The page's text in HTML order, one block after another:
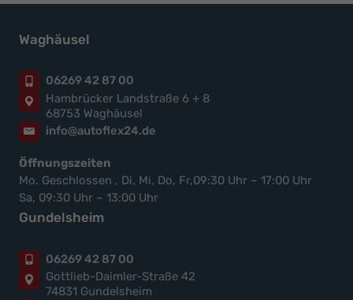
Waghäusel
06269 42 87 00
Hambrücker Landstraße 6 + 8
68753 Waghäusel
info@autoflex24.de
Öffnungszeiten
Mo. Geschlossen , Di, Mi, Do, Fr,09:30 Uhr – 17:00 Uhr
Sa, 09:30 Uhr – 13:00 Uhr
Gundelsheim
06269 42 87 00
Gottlieb-Daimler-Straße 42
74831 Gundelsheim